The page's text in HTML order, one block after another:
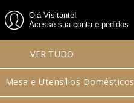
Olá Visitante!
Acesse sua conta e pedidos
VER TUDO
Mesa e Utensílios Domésticos